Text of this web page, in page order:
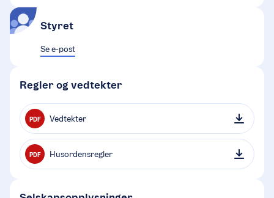
Styret
Se e-post
Regler og vedtekter
PDF Vedtekter
PDF Husordensregler